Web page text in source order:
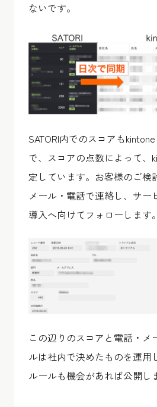
ないです。
SATORI内でのスコアも
で、スコアの点数によって、
定しています。お客様のご検
メール・電話で連絡し、サー
導入へ向けてフォローします。
この辺りのスコアと電話・メ
ルは社内で決めたものを運用
ルールも機会があれば公開し